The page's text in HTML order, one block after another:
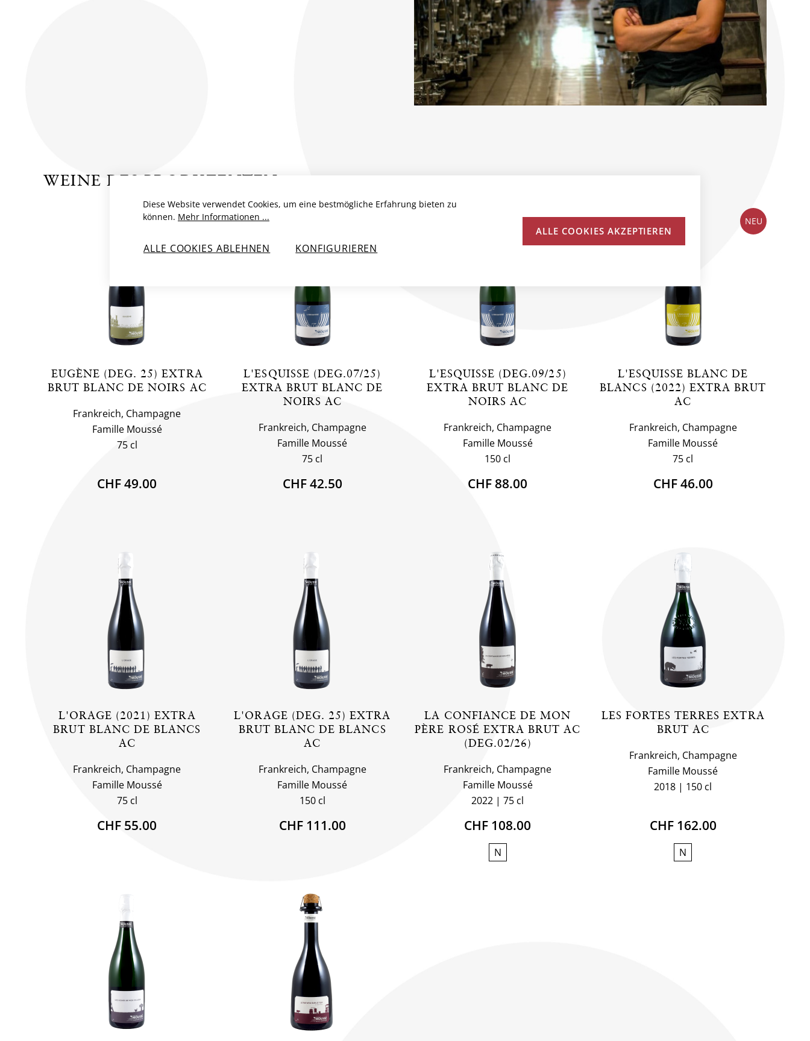
WEINE DES PRODUZENTEN
EUGÈNE (DEG. 25) EXTRA
BRUT BLANC DE NOIRS AC
Frankreich, Champagne
Famille Moussé
75 cl
CHF 49.00
L'ESQUISSE (DEG.07/25)
EXTRA BRUT BLANC DE
NOIRS AC
Frankreich, Champagne
Famille Moussé
75 cl
CHF 42.50
L'ESQUISSE (DEG.09/25)
EXTRA BRUT BLANC DE
NOIRS AC
Frankreich, Champagne
Famille Moussé
150 cl
CHF 88.00
NEU
L'ESQUISSE BLANC DE
BLANCS (2022) EXTRA BRUT
AC
Frankreich, Champagne
Famille Moussé
75 cl
CHF 46.00
L'ORAGE (2021) EXTRA
BRUT BLANC DE BLANCS
AC
Frankreich, Champagne
Famille Moussé
75 cl
CHF 55.00
L'ORAGE (DEG. 25) EXTRA
BRUT BLANC DE BLANCS
AC
Frankreich, Champagne
Famille Moussé
150 cl
CHF 111.00
LA CONFIANCE DE MON
PÈRE ROSÉ EXTRA BRUT AC
(DEG.02/26)
Frankreich, Champagne
Famille Moussé
2022
75 cl
CHF 108.00
N
LES FORTES TERRES EXTRA
BRUT AC
Frankreich, Champagne
Famille Moussé
2018
150 cl
CHF 162.00
N
Diese Website verwendet Cookies, um eine bestmögliche Erfahrung bieten zu
können. Mehr Informationen ...
ALLE COOKIES ABLEHNEN KONFIGURIEREN
ALLE COOKIES AKZEPTIEREN